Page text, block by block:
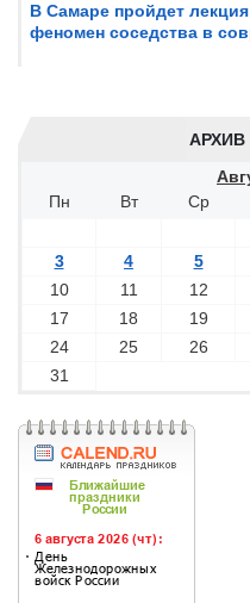
В Самаре пройдет
феномен соседства в
Пн
Вт Ср
3
4 5
10
11 12
17
18 19
24
25 26
31